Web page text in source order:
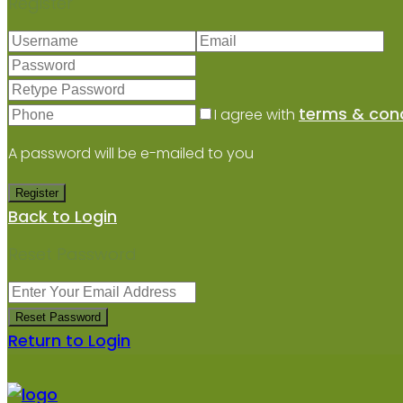
I agree with terms &
A password will be e-mailed to you
Register
Back to Login
Reset Password
Reset Password
Return to Login